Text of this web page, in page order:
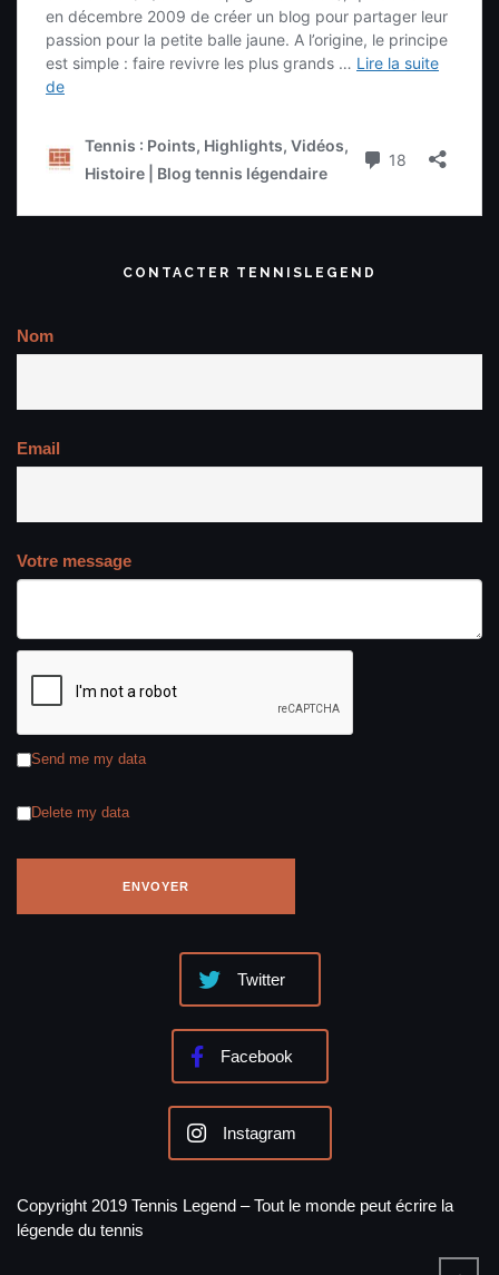
CONTACTER TENNISLEGEND
Nom
Email
Votre message
Send me my data
Delete my data
Twitter
Facebook
Instagram
Copyright 2019 Tennis Legend – Tout le monde peut écrire la
légende du tennis